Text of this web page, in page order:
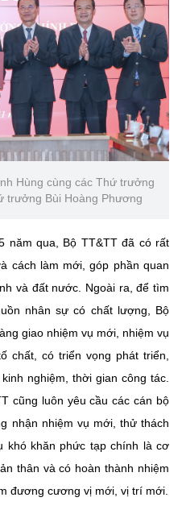
Hùng cùng các Thứ trưởng
trưởng Bùi Hoàng Phương
năm qua, Bộ TT&TT đã có rất
cách làm mới, góp phần quan
và đất nước. Ngoài ra, để tìm
nhân sự có chất lượng, Bộ
giao nhiệm vụ mới, nhiệm vụ
chất, có triển vọng phát triển,
nghiệm, thời gian công tác.
cũng luôn yêu cầu các cán bộ
nhận nhiệm vụ mới, thử thách
khó khăn phức tạp chính là cơ
thân và có hoàn thành nhiệm
đương cương vị mới, vị trí mới.